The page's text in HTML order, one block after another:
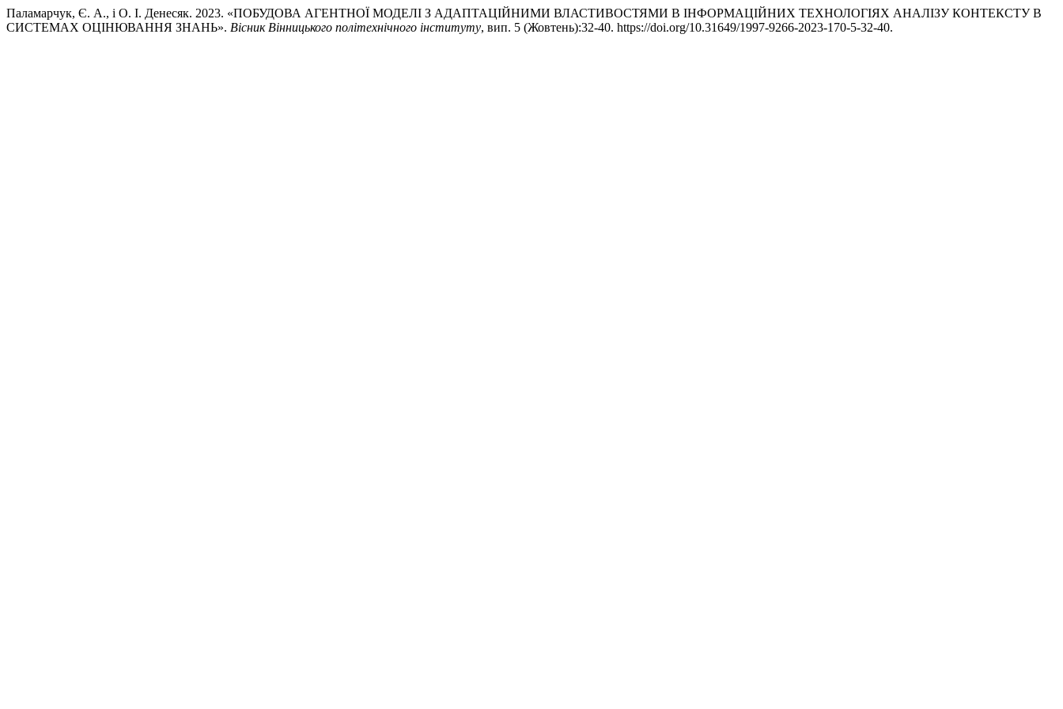
Паламарчук, Є. А., і О. І. Денесяк. 2023. «ПОБУДОВА АГЕНТНОЇ МОДЕЛІ З АДАПТАЦІЙНИМИ ВЛАСТИВОСТЯМИ В ІНФОРМАЦІЙНИХ ТЕХНОЛОГІЯХ АНАЛІЗУ КОНТЕКСТУ В
СИСТЕМАХ ОЦІНЮВАННЯ ЗНАНЬ». Вісник Вінницького політехнічного інституту, вип. 5 (Жовтень):32-40. https://doi.org/10.31649/1997-9266-2023-170-5-32-40.